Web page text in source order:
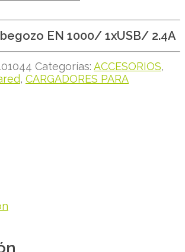
EN 1000/ 1xUSB/ 2.4A
Categorías: ACCESORIOS,
, CARGADORES PARA